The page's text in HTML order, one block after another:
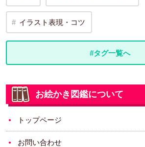
イラスト表現・コツ
#タグ一覧へ
お絵かき図鑑について
トップページ
お問い合わせ